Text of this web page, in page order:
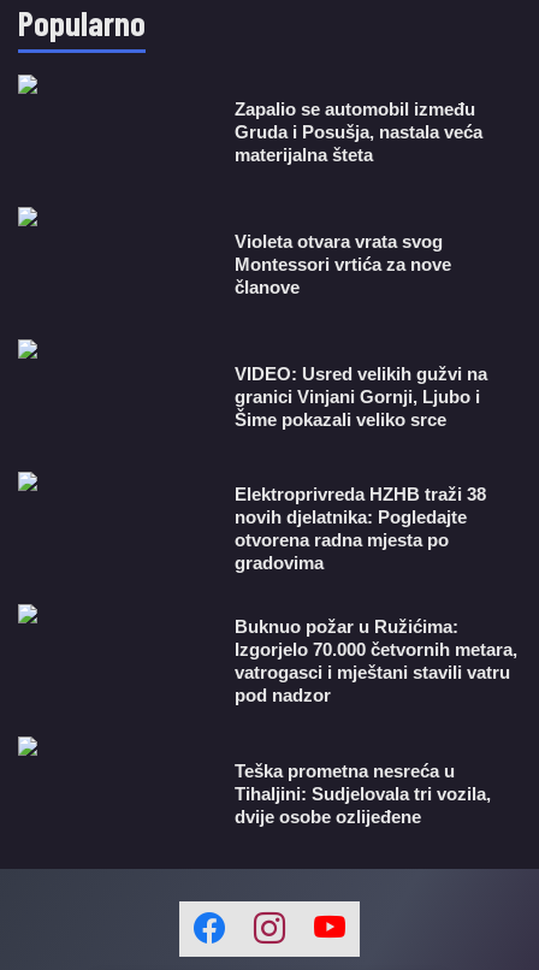
Popularno
Zapalio se automobil između
Gruda i Posušja, nastala veća
materijalna šteta
Violeta otvara vrata svog
Montessori vrtića za nove
članove
VIDEO: Usred velikih gužvi na
granici Vinjani Gornji, Ljubo i
Šime pokazali veliko srce
​Elektroprivreda HZHB traži 38
novih djelatnika: Pogledajte
otvorena radna mjesta po
gradovima
Buknuo požar u Ružićima:
Izgorjelo 70.000 četvornih metara,
vatrogasci i mještani stavili vatru
pod nadzor
Teška prometna nesreća u
Tihaljini: Sudjelovala tri vozila,
dvije osobe ozlijeđene